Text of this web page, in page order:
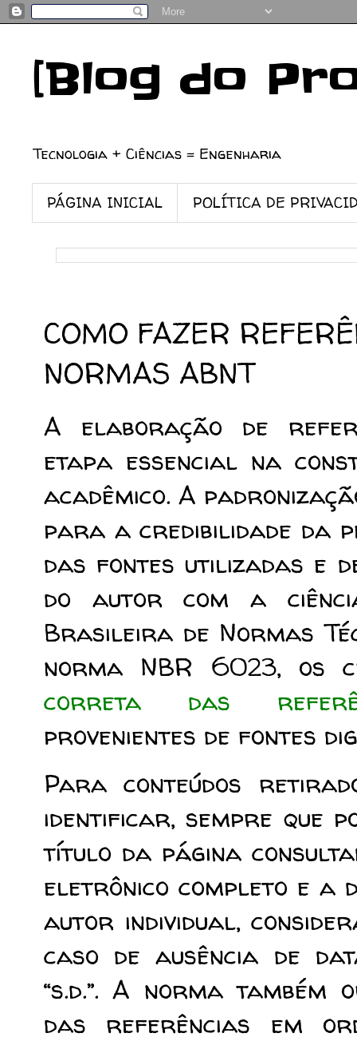
[Blog do
Tecnologia + Ciências = Engenharia
PÁGINA INICIAL POLÍTICA DE
COMO FAZER
NORMAS ABNT
A elaboração de
etapa essencial na
acadêmico. A
para a credibilidade da
das fontes utilizadas e
do autor com a
Brasileira de Normas
norma NBR 6023, os
correta das
provenientes de fontes
Para conteúdos
identificar, sempre que
título da página
eletrônico completo e a
autor individual,
caso de ausência de
“s.d.”. A norma
das referências em